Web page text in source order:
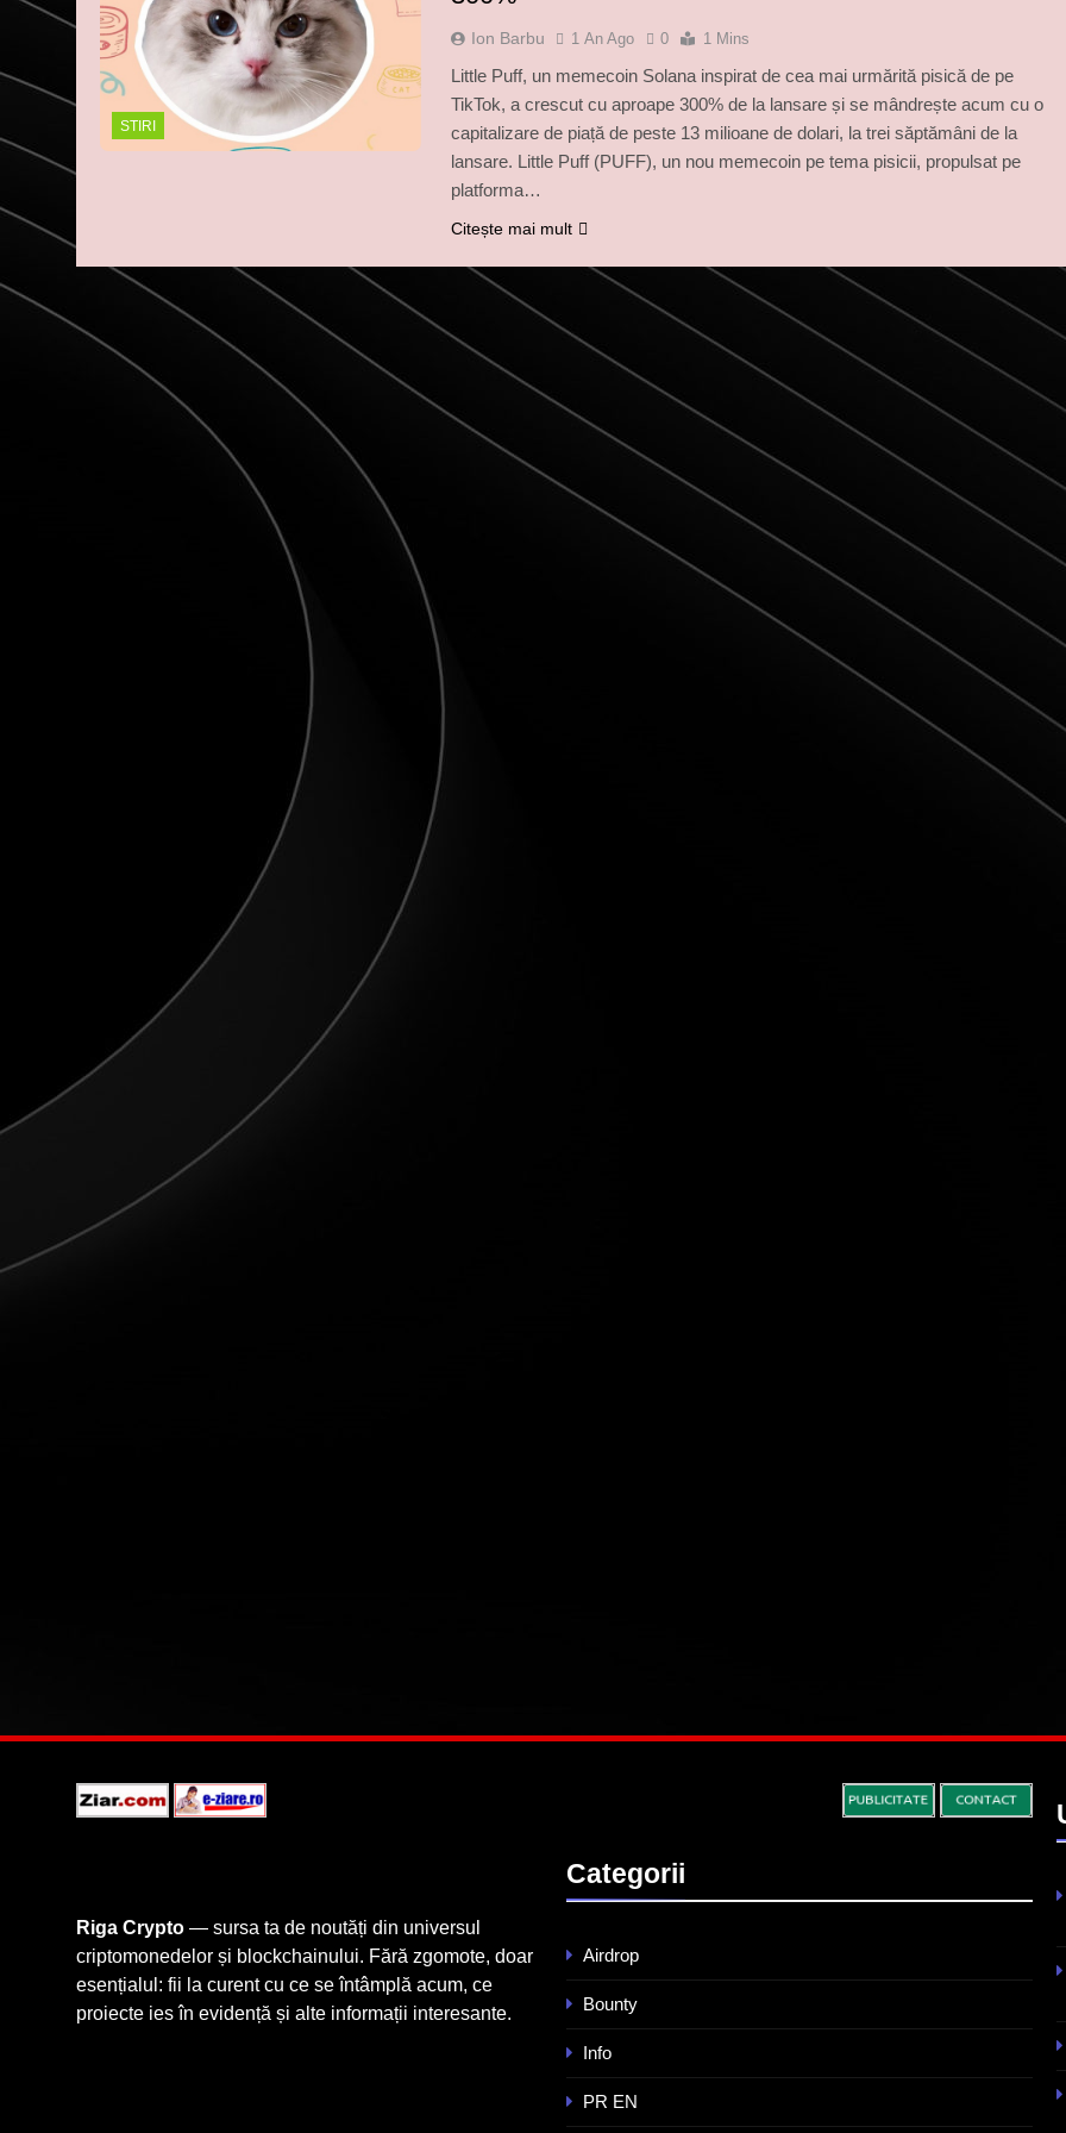
STIRI
Ion Barbu 1 An Ago 0 1 Mins
Little Puff, un memecoin Solana inspirat de cea mai urmărită pisică de pe
TikTok, a crescut cu aproape 300% de la lansare și se mândrește acum cu o
capitalizare de piață de peste 13 milioane de dolari, la trei săptămâni de la
lansare. Little Puff (PUFF), un nou memecoin pe tema pisicii, propulsat pe
platforma…
Citește mai mult
Riga Crypto — sursa ta de noutăți din universul
criptomonedelor și blockchainului. Fără zgomote, doar
esențialul: fii la curent cu ce se întâmplă acum, ce
proiecte ies în evidență și alte informații interesante.
Categorii
Airdrop
Bounty
Info
PR EN